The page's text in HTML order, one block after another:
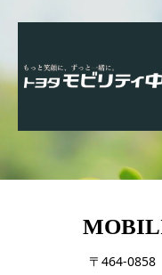
〒464-